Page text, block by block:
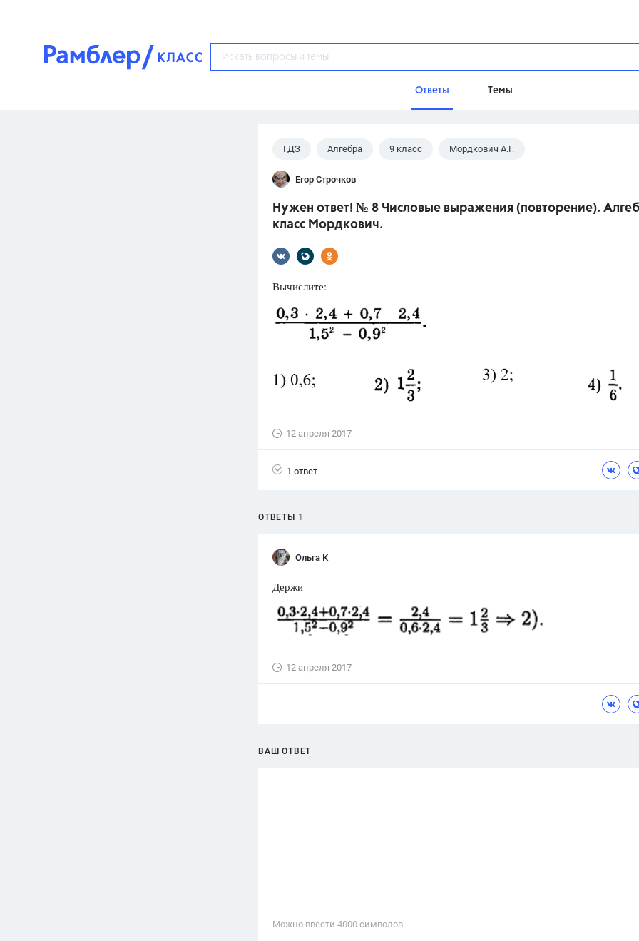
Ответы Темы
Популярные темы
ГДЗ
ОГЭ
ответов
Олимпиады
1551 ответ
ГИА
ответов
Домашнее задание
Отношения,
Красота,
ГДЗ Алгебра 9 класс Мордкович А.Г.
Егор Строчков
Нужен ответ! № 8 Числовые выражения (повторение).
класс Мордкович.
Вычислите:
12 апреля 2017
1 ответ
ОТВЕТЫ 1
Ольга К
Держи
12 апреля 2017
ВАШ ОТВЕТ
Можно ввести 4000 cимволов